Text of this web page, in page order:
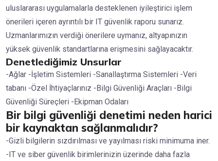
uluslararası uygulamalarla desteklenen iyileştirici işlem
önerileri içeren ayrıntılı bir IT güvenlik raporu sunarız.
Uzmanlarımızın verdiği önerilere uymanız, altyapınızın
yüksek güvenlik standartlarına erişmesini sağlayacaktır.
Denetlediğimiz Unsurlar
-Ağlar -İşletim Sistemleri -Sanallaştırma Sistemleri -Veri
tabanı -Özel İhtiyaçlarınız -Bilgi Güvenliği Araçları -Bilgi
Güvenliği Süreçleri -Ekipman Odaları
Bir bilgi güvenliği denetimi neden harici
bir kaynaktan sağlanmalıdır?
-Gizli bilgilerin sızdırılması ve yayılması riski minimuma iner.
-IT ve siber güvenlik birimlerinizin üzerinde daha fazla